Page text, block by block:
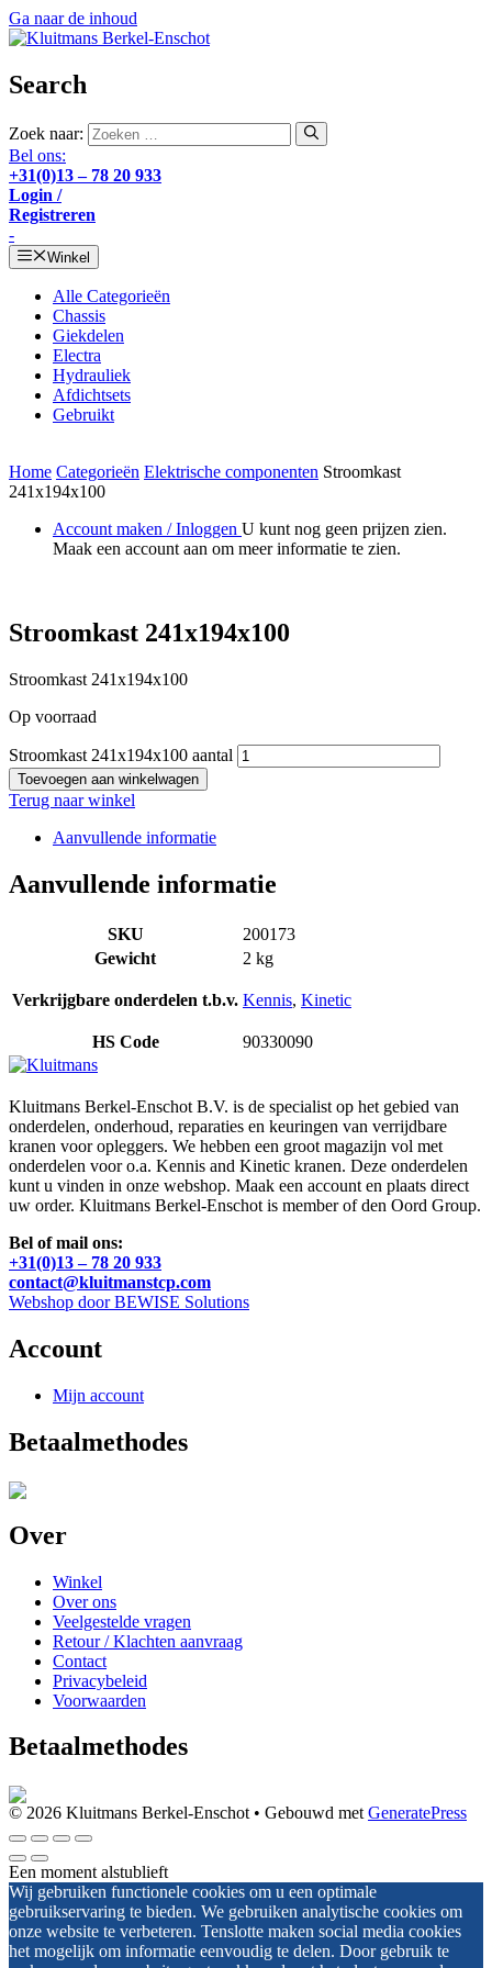
Ga naar de inhoud
Search
Zoek naar:
Bel ons:
+31(0)13 – 78 20 933
Login /
Registreren
-
Winkel
Alle Categorieën
Chassis
Giekdelen
Electra
Hydrauliek
Afdichtsets
Gebruikt
Home Categorieën Elektrische componenten Stroomkast
241x194x100
Account maken / Inloggen U kunt nog geen prijzen zien.
Maak een account aan om meer informatie te zien.
Stroomkast 241x194x100
Stroomkast 241x194x100
Op voorraad
Stroomkast 241x194x100 aantal
Toevoegen aan winkelwagen
Terug naar winkel
Aanvullende informatie
Aanvullende informatie
SKU
200173
Gewicht
2 kg
Verkrijgbare onderdelen t.b.v. Kennis, Kinetic
HS Code 90330090
Kluitmans Berkel-Enschot B.V. is de specialist op het gebied van
onderdelen, onderhoud, reparaties en keuringen van verrijdbare
kranen voor opleggers. We hebben een groot magazijn vol met
onderdelen voor o.a. Kennis and Kinetic kranen. Deze onderdelen
kunt u vinden in onze webshop. Maak een account en plaats direct
uw order. Kluitmans Berkel-Enschot is member of den Oord Group.
Bel of mail ons:
+31(0)13 – 78 20 933
contact@kluitmanstcp.com
Webshop door BEWISE Solutions
Account
Mijn account
Betaalmethodes
Over
Winkel
Over ons
Veelgestelde vragen
Retour / Klachten aanvraag
Contact
Privacybeleid
Voorwaarden
Betaalmethodes
© 2026 Kluitmans Berkel-Enschot • Gebouwd met GeneratePress
Een moment alstublieft
Wij gebruiken functionele cookies om u een optimale
gebruikservaring te bieden. We gebruiken analytische cookies om
onze website te verbeteren. Tenslotte maken social media cookies
het mogelijk om informatie eenvoudig te delen. Door gebruik te